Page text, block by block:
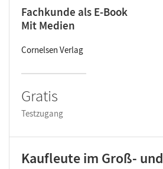
Fachkunde als E-Book
Mit Medien
Cornelsen Verlag
Gratis
Testzugang
Kaufleute im Groß- und